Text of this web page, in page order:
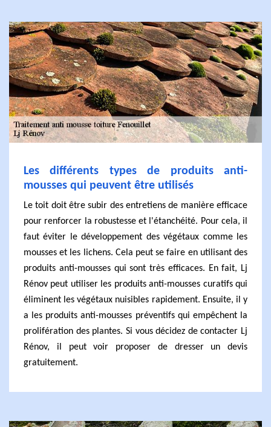
Les différents types de produits anti-
mousses qui peuvent être utilisés
Le toit doit être subir des entretiens de manière efficace
pour renforcer la robustesse et l'étanchéité. Pour cela, il
faut éviter le développement des végétaux comme les
mousses et les lichens. Cela peut se faire en utilisant des
produits anti-mousses qui sont très efficaces. En fait, Lj
Rénov peut utiliser les produits anti-mousses curatifs qui
éliminent les végétaux nuisibles rapidement. Ensuite, il y
a les produits anti-mousses préventifs qui empêchent la
prolifération des plantes. Si vous décidez de contacter Lj
Rénov, il peut voir proposer de dresser un devis
gratuitement.